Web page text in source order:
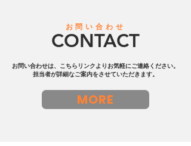
一の実績を誇る「レーヴ
ェ横浜」
お問い合わせ
CONTACT
お問い合わせは、こちらリンクよりお気軽にご連絡ください。
担当者が詳細なご案内をさせていただきます。
MORE